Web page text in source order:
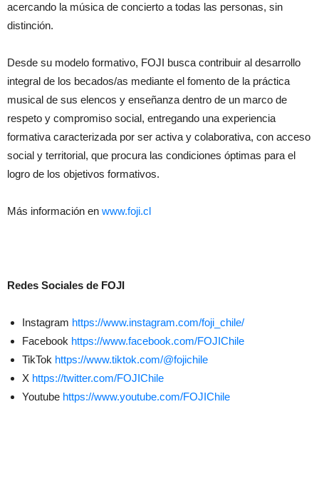
acercando la música de concierto a todas las personas, sin
distinción.
Desde su modelo formativo, FOJI busca contribuir al desarrollo
integral de los becados/as mediante el fomento de la práctica
musical de sus elencos y enseñanza dentro de un marco de
respeto y compromiso social, entregando una experiencia
formativa caracterizada por ser activa y colaborativa, con acceso
social y territorial, que procura las condiciones óptimas para el
logro de los objetivos formativos.
Más información en www.foji.cl
Redes Sociales de FOJI
Instagram https://www.instagram.com/foji_chile/
Facebook https://www.facebook.com/FOJIChile
TikTok https://www.tiktok.com/@fojichile
X https://twitter.com/FOJIChile
Youtube https://www.youtube.com/FOJIChile